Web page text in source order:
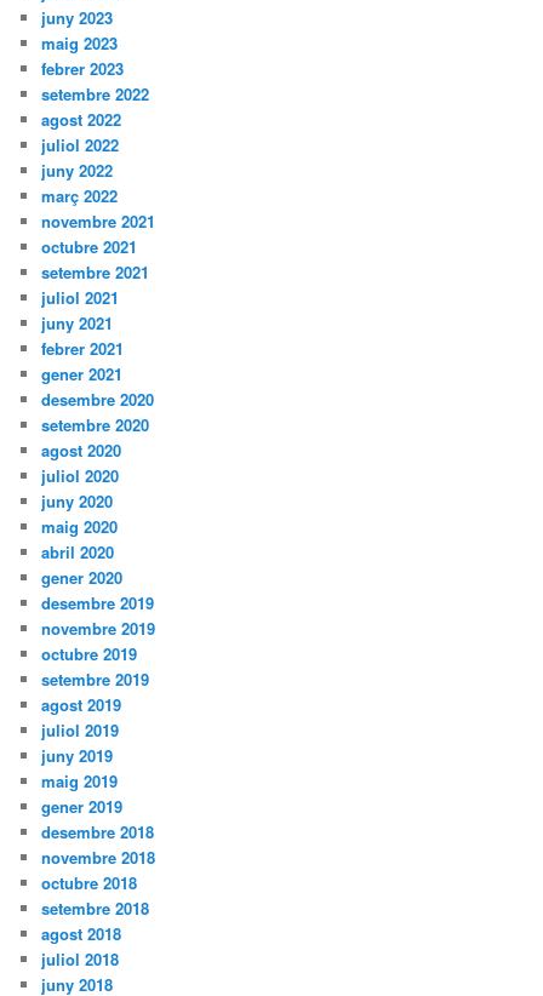
juny 2023
maig 2023
febrer 2023
setembre 2022
agost 2022
juliol 2022
juny 2022
març 2022
novembre 2021
octubre 2021
setembre 2021
juliol 2021
juny 2021
febrer 2021
gener 2021
desembre 2020
setembre 2020
agost 2020
juliol 2020
juny 2020
maig 2020
abril 2020
gener 2020
desembre 2019
novembre 2019
octubre 2019
setembre 2019
agost 2019
juliol 2019
juny 2019
maig 2019
gener 2019
desembre 2018
novembre 2018
octubre 2018
setembre 2018
agost 2018
juliol 2018
juny 2018